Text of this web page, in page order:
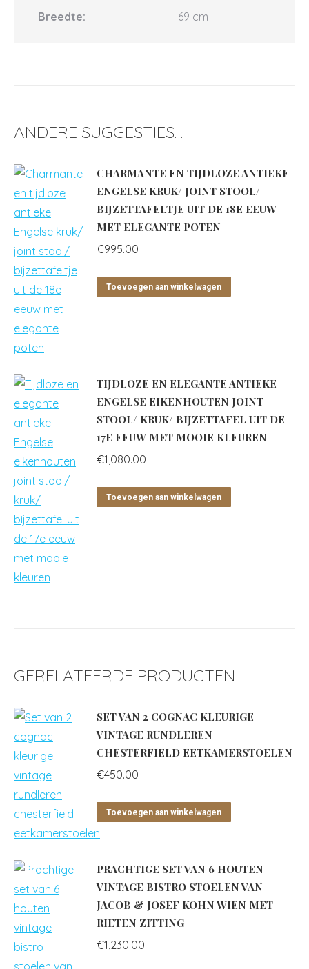
Breedte:
69 cm
ANDERE SUGGESTIES…
CHARMANTE EN TIJDLOZE ANTIEKE
ENGELSE KRUK/ JOINT STOOL/
BIJZETTAFELTJE UIT DE 18E EEUW
MET ELEGANTE POTEN
€995.00
Toevoegen aan winkelwagen
TIJDLOZE EN ELEGANTE ANTIEKE
ENGELSE EIKENHOUTEN JOINT
STOOL/ KRUK/ BIJZETTAFEL UIT DE
17E EEUW MET MOOIE KLEUREN
€1,080.00
Toevoegen aan winkelwagen
GERELATEERDE PRODUCTEN
SET VAN 2 COGNAC KLEURIGE
VINTAGE RUNDLEREN
CHESTERFIELD EETKAMERSTOELEN
€450.00
Toevoegen aan winkelwagen
PRACHTIGE SET VAN 6 HOUTEN
VINTAGE BISTRO STOELEN VAN
JACOB & JOSEF KOHN WIEN MET
RIETEN ZITTING
€1,230.00